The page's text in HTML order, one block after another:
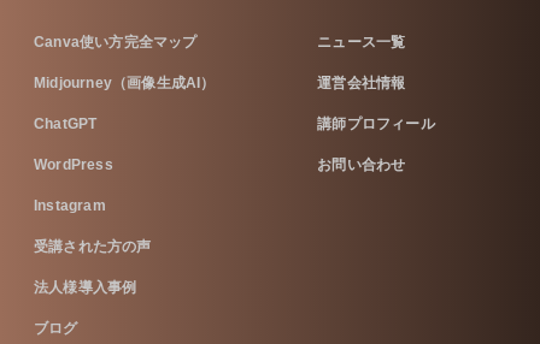
Canva使い方完全マップ
Midjourney（画像生成AI）
ChatGPT
WordPress
Instagram
受講された方の声
法人様導入事例
ブログ
ニュース一覧
運営会社情報
講師プロフィール
お問い合わせ